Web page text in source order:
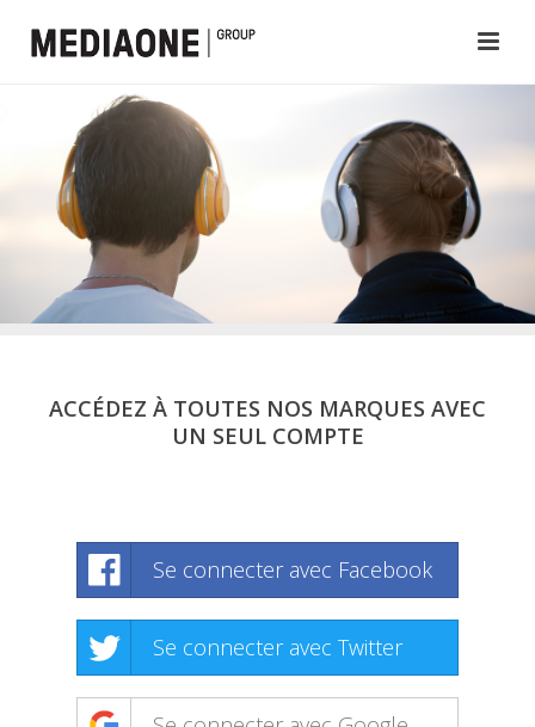
ACCÉDEZ À TOUTES NOS MARQUES AVEC
UN SEUL COMPTE
Se connecter avec Facebook
Se connecter avec Twitter